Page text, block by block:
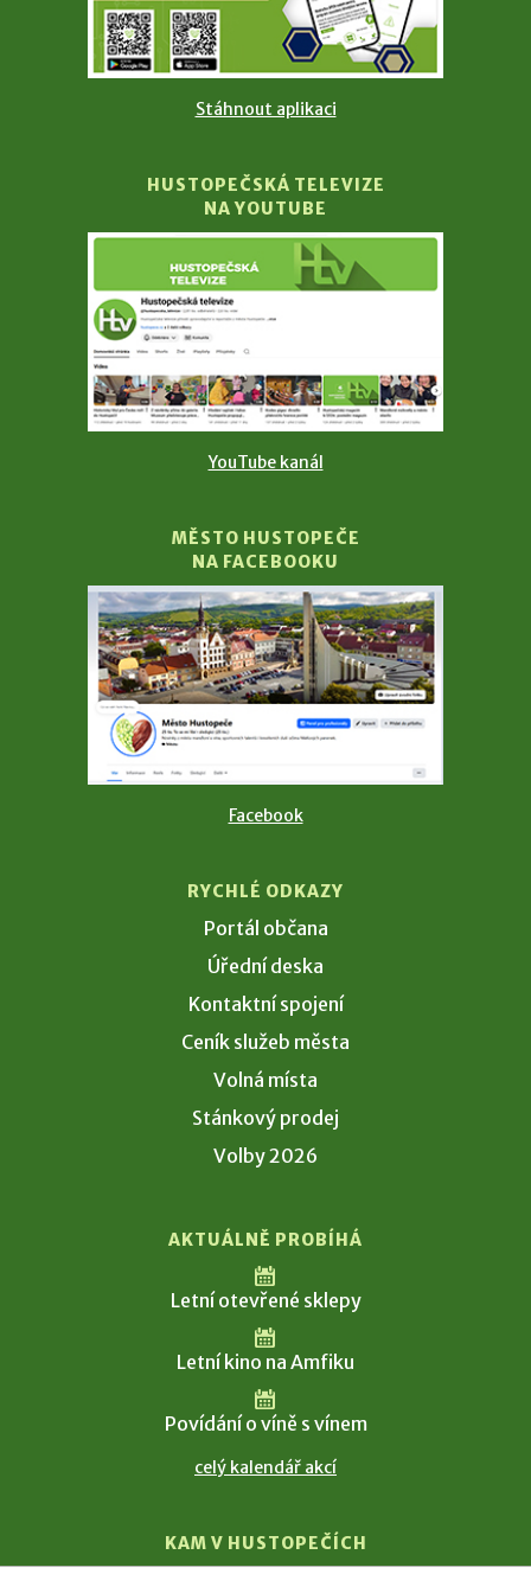
Stáhnout aplikaci
HUSTOPEČSKÁ TELEVIZE
NA YOUTUBE
YouTube kanál
MĚSTO HUSTOPEČE
NA FACEBOOKU
Facebook
RYCHLÉ ODKAZY
Portál občana
Úřední deska
Kontaktní spojení
Ceník služeb města
Volná místa
Stánkový prodej
Volby 2026
AKTUÁLNĚ PROBÍHÁ
Letní otevřené sklepy
Letní kino na Amfiku
Povídání o víně s vínem
celý kalendář akcí
KAM V HUSTOPEČÍCH